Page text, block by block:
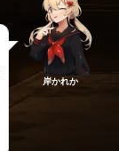
岸かれか